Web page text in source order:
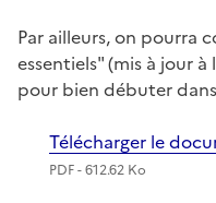
Par ailleurs, on pourra
essentiels" (mis à jour
pour bien débuter
Télécharger le
PDF - 612.62 Ko